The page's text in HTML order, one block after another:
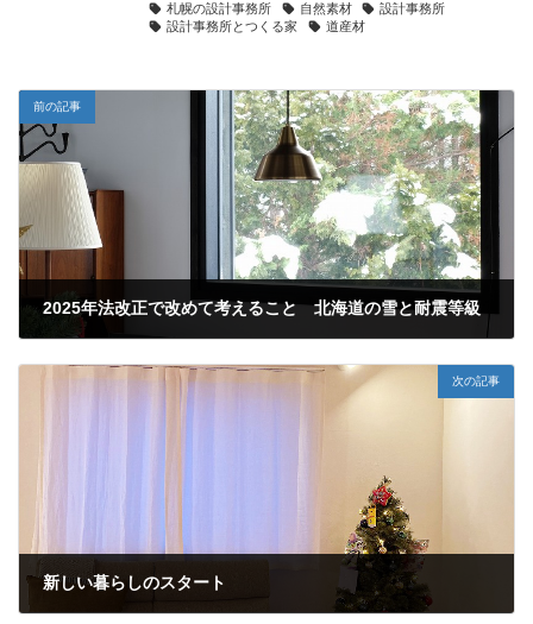
札幌の設計事務所
自然素材
設計事務所
設計事務所とつくる家
道産材
前の記事
2025年法改正で改めて考えること 北海道の雪と耐震等級
次の記事
新しい暮らしのスタート